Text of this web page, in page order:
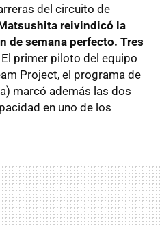
del circuito de
reivindicó la
de semana perfecto. Tres
El primer piloto del equipo
Project, el programa de
marcó además las dos
en uno de los